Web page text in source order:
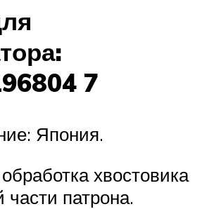
7
Япония.
хвостовика
части патрона.